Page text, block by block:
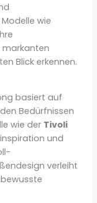
wie
markanten
Blick erkennen.
basiert auf
Bedürfnissen
wie der Tivoli
und
verleiht